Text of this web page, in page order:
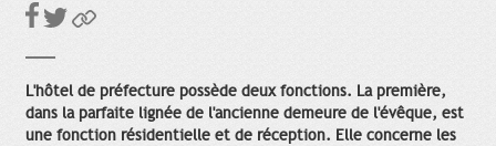
L'hôtel de préfecture possède deux fonctions. La première,
dans la parfaite lignée de l'ancienne demeure de l'évêque, est
une fonction résidentielle et de réception. Elle concerne les